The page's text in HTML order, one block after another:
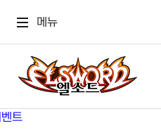
메뉴